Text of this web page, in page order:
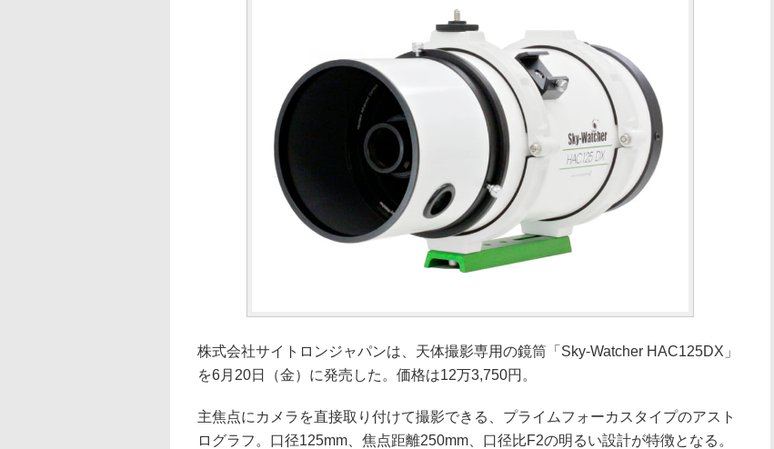
株式会社サイトロンジャパンは、天体撮影専用の鏡筒「Sky-Watcher HAC125DX」
を6月20日（金）に発売した。価格は12万3,750円。
主焦点にカメラを直接取り付けて撮影できる、プライムフォーカスタイプのアスト
ログラフ。口径125mm、焦点距離250mm、口径比F2の明るい設計が特徴となる。